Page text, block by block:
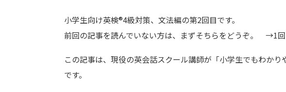
小学生向け英検®︎4級対策、文法編の第2回目です。
前回の記事を読んでいない方は、まずそちらをどうぞ。 →1
この記事は、現役の英会話スクール講師が「小学生でもわか
です。